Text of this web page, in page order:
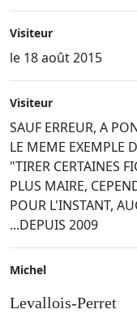
Visiteur
le 18 août 2015
Visiteur
SAUF ERREUR, A
LE MEME EXEMPLE
"TIRER CERTAINES
PLUS MAIRE,
POUR L'INSTANT,
...DEPUIS 2009
Michel
Levallois-Perret